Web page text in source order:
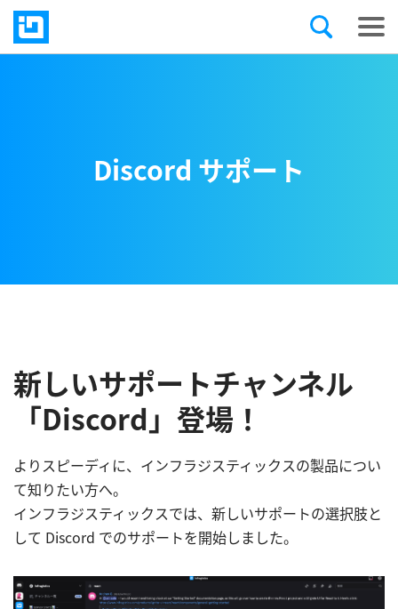
Discord サポート
新しいサポートチャンネル
「Discord」登場！
よりスピーディに、インフラジスティックスの製品につい
て知りたい方へ。
インフラジスティックスでは、新しいサポートの選択肢と
して Discord でのサポートを開始しました。